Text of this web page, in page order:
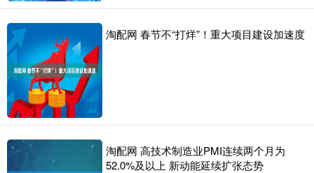
淘配网 春节不“打烊”！重大项目建设加速度
淘配网 高技术制造业PMI连续两个月为
52.0%及以上 新动能延续扩张态势